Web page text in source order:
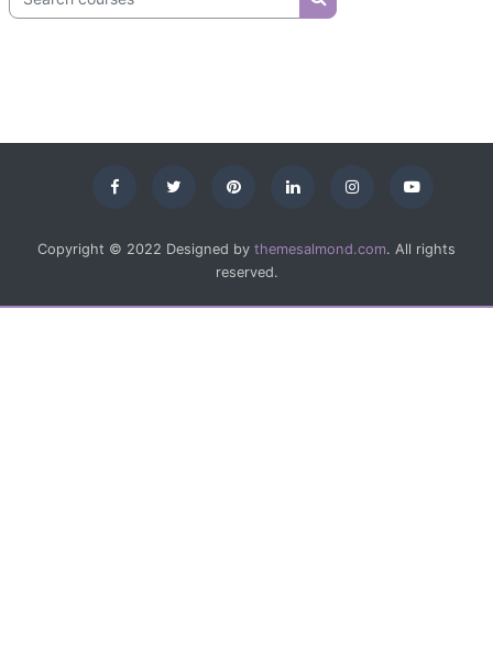
Search courses
Copyright © 2022 Designed by themesalmond.com. All rights
reserved.